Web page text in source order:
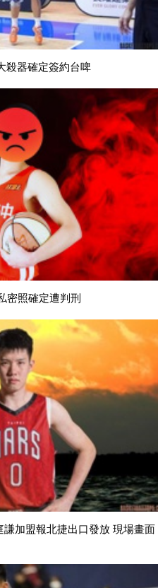
殺器確定簽約台啤
密照確定遭判刑
加盟報北捷出口發放 現場畫面